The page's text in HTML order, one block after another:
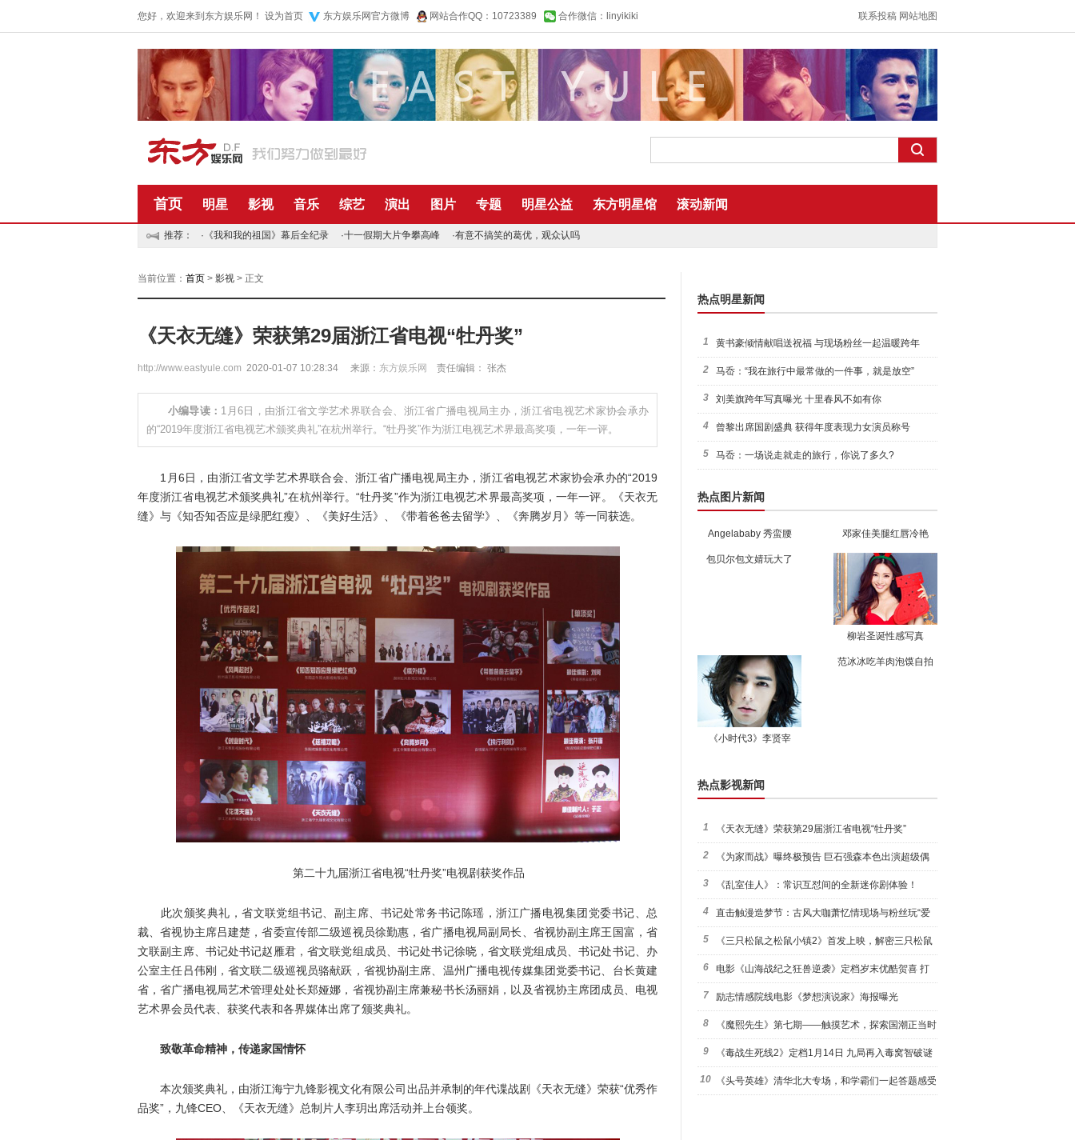
您好，欢迎来到东方娱乐网！ 设为首页 东方娱乐网官方微博 网站合作QQ：10723389 合作微信：linyikiki 联系投稿 网站地图
首页 明星 影视 音乐 综艺 演出 图片 专题 明星公益 东方明星馆 滚动新闻
推荐： · 《我和我的祖国》幕后全纪录 ·十一假期大片争攀高峰 ·有意不搞笑的葛优，观众认吗
当前位置： 首页 > 影视 > 正文
《天衣无缝》荣获第29届浙江省电视“牡丹奖”
http://www.eastyule.com 2020-01-07 10:28:34 来源： 东方娱乐网 责任编辑： 张杰
小编导读： 1月6日，由浙江省文学艺术界联合会、浙江省广播电视局主办，浙江省电视艺术家协会承办
的“2019年度浙江省电视艺术颁奖典礼”在杭州举行。“牡丹奖”作为浙江电视艺术界最高奖项，一年一评。
1月6日，由浙江省文学艺术界联合会、浙江省广播电视局主办，浙江省电视艺术家协会承办的“2019
年度浙江省电视艺术颁奖典礼”在杭州举行。“牡丹奖”作为浙江电视艺术界最高奖项，一年一评。《天衣无
缝》与《知否知否应是绿肥红瘦》、《美好生活》、《带着爸爸去留学》、《奔腾岁月》等一同获选。
第二十九届浙江省电视“牡丹奖”电视剧获奖作品
此次颁奖典礼，省文联党组书记、副主席、书记处常务书记陈瑶，浙江广播电视集团党委书记、总
裁、省视协主席吕建楚，省委宣传部二级巡视员徐勤惠，省广播电视局副局长、省视协副主席王国富，省
文联副主席、书记处书记赵雁君，省文联党组成员、书记处书记徐晓，省文联党组成员、书记处书记、办
公室主任吕伟刚，省文联二级巡视员骆献跃，省视协副主席、温州广播电视传媒集团党委书记、台长黄建
省，省广播电视局艺术管理处处长郑娅娜，省视协副主席兼秘书长汤丽娟，以及省视协主席团成员、电视
艺术界会员代表、获奖代表和各界媒体出席了颁奖典礼。
致敬革命精神，传递家国情怀
本次颁奖典礼，由浙江海宁九锋影视文化有限公司出品并承制的年代谍战剧《天衣无缝》荣获“优秀作
品奖”，九锋CEO、《天衣无缝》总制片人李玥出席活动并上台领奖。
热点明星新闻
1 黄书豪倾情献唱送祝福 与现场粉丝一起温暖跨年
2 马岙：“我在旅行中最常做的一件事，就是放空”
3 刘美旗跨年写真曝光 十里春风不如有你
4 曾黎出席国剧盛典 获得年度表现力女演员称号
5 马岙：一场说走就走的旅行，你说了多久?
热点图片新闻
Angelababy 秀蛮腰 邓家佳美腿红唇冷艳
包贝尔包文婧玩大了
柳岩圣诞性感写真
《小时代3》李贤宰
范冰冰吃羊肉泡馍自拍
热点影视新闻
1 《天衣无缝》荣获第29届浙江省电视“牡丹奖”
2 《为家而战》曝终极预告 巨石强森本色出演超级偶
像
3 《乱室佳人》：常识互怼间的全新迷你剧体验！
4 直击触漫造梦节：古风大咖萧忆情现场与粉丝玩“爱
的抱抱”
5 《三只松鼠之松鼠小镇2》首发上映，解密三只松鼠
IP破圈之
6 电影《山海战纪之狂兽逆袭》定档岁末优酷贺喜 打
响2020年
7 励志情感院线电影《梦想演说家》海报曝光
8 《魔熙先生》第七期——触摸艺术，探索国潮正当时
9 《毒战生死线2》定档1月14日 九局再入毒窝智破谜
中谜
10 《头号英雄》清华北大专场，和学霸们一起答题感受